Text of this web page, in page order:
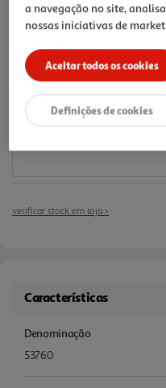
Price reduced from
12,99 €to
9,99 €
Promoção: de 7/7/2026 a 31/8/2026
Notas de preparação
verificar stock em loja >
Características
Denominação
53760
a navegação no site,
nossas iniciativas de
Aceitar todos os cookies
Definições de cookies